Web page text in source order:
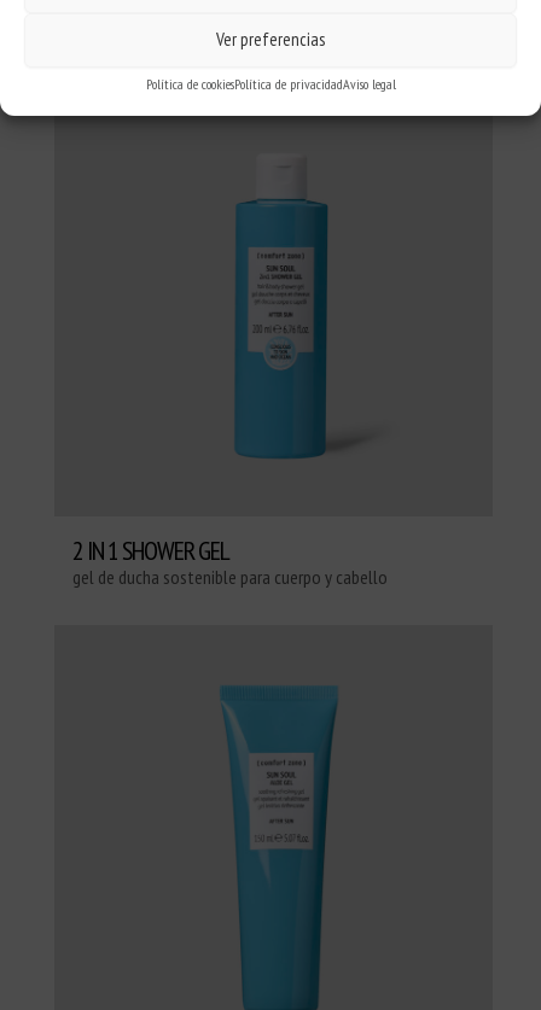
Ver preferencias
Política de cookiesPolítica de privacidadAviso legal
2 IN 1 SHOWER GEL
gel de ducha sostenible para cuerpo y cabello